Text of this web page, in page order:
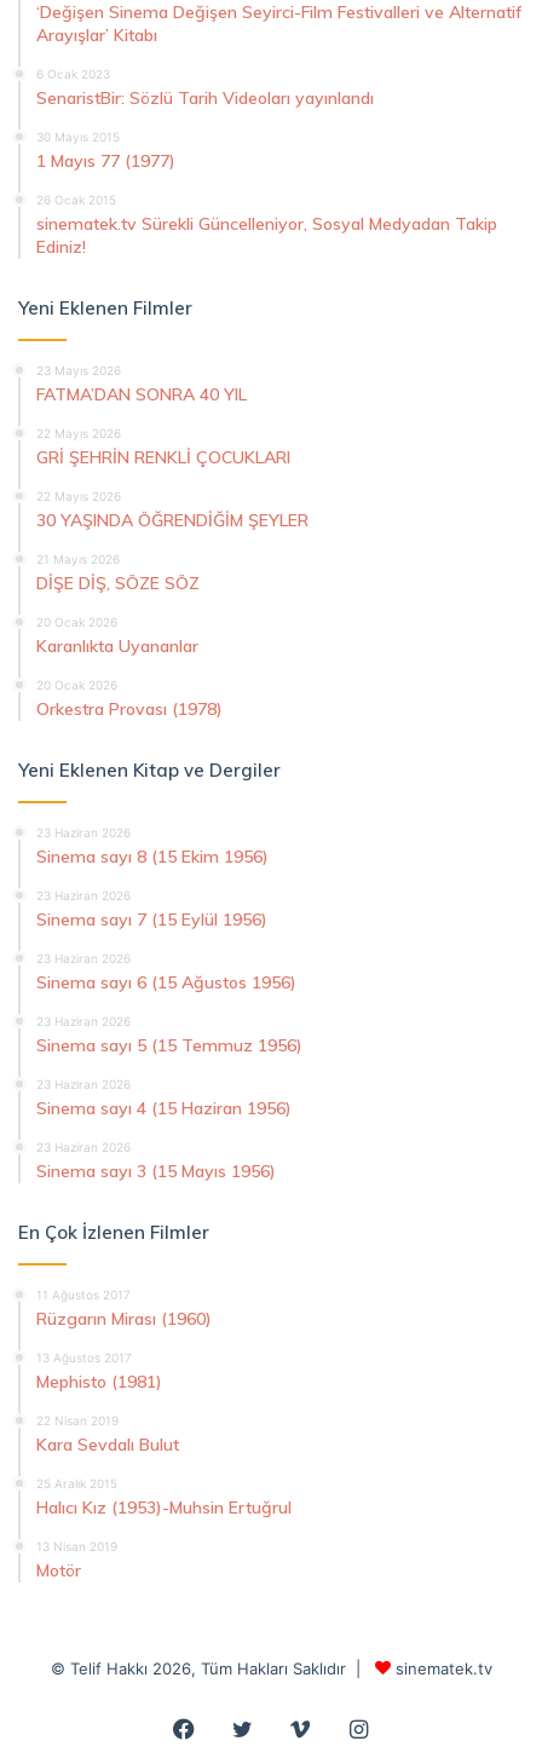
‘Değişen Sinema Değişen Seyirci-Film Festivalleri ve Alternatif
Arayışlar’ Kitabı
6 Ocak 2023
SenaristBir: Sözlü Tarih Videoları yayınlandı
30 Mayıs 2015
1 Mayıs 77 (1977)
26 Ocak 2015
sinematek.tv Sürekli Güncelleniyor, Sosyal Medyadan Takip
Ediniz!
Yeni Eklenen Filmler
23 Mayıs 2026
FATMA’DAN SONRA 40 YIL
22 Mayıs 2026
GRİ ŞEHRİN RENKLİ ÇOCUKLARI
22 Mayıs 2026
30 YAŞINDA ÖĞRENDİĞİM ŞEYLER
21 Mayıs 2026
DİŞE DİŞ, SÖZE SÖZ
20 Ocak 2026
Karanlıkta Uyananlar
20 Ocak 2026
Orkestra Provası (1978)
Yeni Eklenen Kitap ve Dergiler
23 Haziran 2026
Sinema sayı 8 (15 Ekim 1956)
23 Haziran 2026
Sinema sayı 7 (15 Eylül 1956)
23 Haziran 2026
Sinema sayı 6 (15 Ağustos 1956)
23 Haziran 2026
Sinema sayı 5 (15 Temmuz 1956)
23 Haziran 2026
Sinema sayı 4 (15 Haziran 1956)
23 Haziran 2026
Sinema sayı 3 (15 Mayıs 1956)
En Çok İzlenen Filmler
11 Ağustos 2017
Rüzgarın Mirası (1960)
13 Ağustos 2017
Mephisto (1981)
22 Nisan 2019
Kara Sevdalı Bulut
25 Aralık 2015
Halıcı Kız (1953)-Muhsin Ertuğrul
13 Nisan 2019
Motör
© Telif Hakkı 2026, Tüm Hakları Saklıdır | sinematek.tv
Facebook
Twitter VimeoInstagram